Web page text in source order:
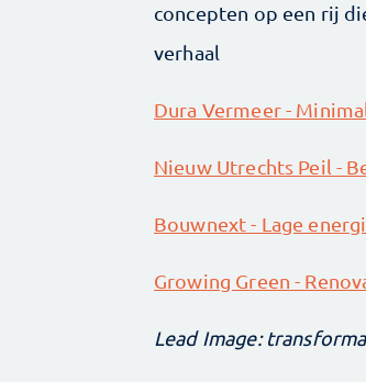
concepten op een rij
verhaal
Dura Vermeer -
Nieuw Utrechts Peil -
Bouwnext - Lage
Growing Green -
Lead Image: